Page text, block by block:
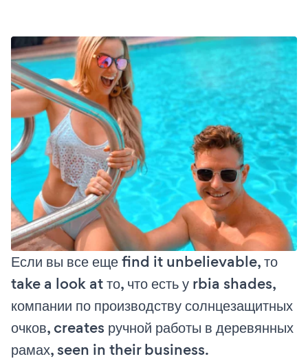
Если вы все еще find it unbelievable, то
take a look at то, что есть у rbia shades,
компании по производству солнцезащитных
очков, creates ручной работы в деревянных
рамах, seen in their business.